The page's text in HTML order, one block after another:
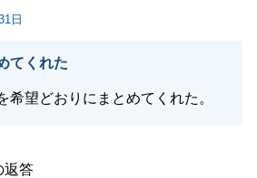
日
てくれた
希望どおりにまとめてくれた。
返答